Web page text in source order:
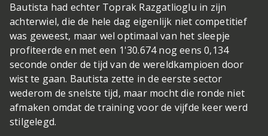
Bautista had echter Toprak Razgatlioglu in zijn
achterwiel, die de hele dag eigenlijk niet competitief
was geweest, maar wel optimaal van het sleepje
profiteerde en met een 1'30.674 nog eens 0,134
seconde onder de tijd van de wereldkampioen door
wist te gaan. Bautista zette in de eerste sector
wederom de snelste tijd, maar mocht die ronde niet
afmaken omdat de training voor de vijfde keer werd
stilgelegd.